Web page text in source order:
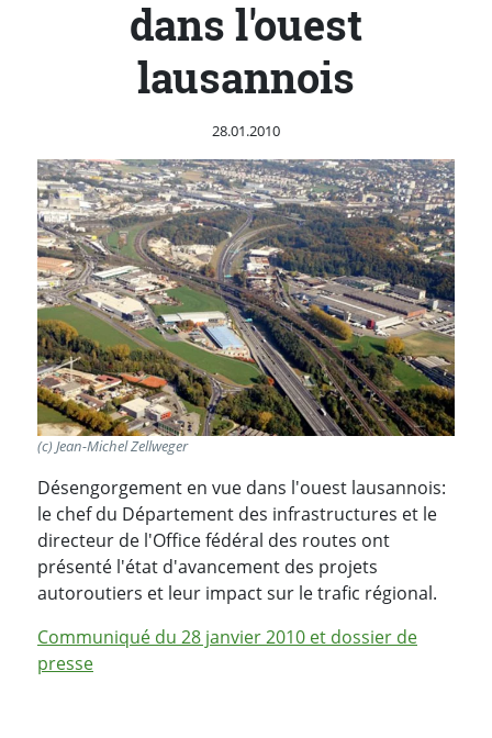
dans l'ouest
lausannois
Publié le
28.01.2010
(c) Jean-Michel Zellweger
Désengorgement en vue dans l'ouest lausannois:
le chef du Département des infrastructures et le
directeur de l'Office fédéral des routes ont
présenté l'état d'avancement des projets
autoroutiers et leur impact sur le trafic régional.
Communiqué du 28 janvier 2010 et dossier de
presse